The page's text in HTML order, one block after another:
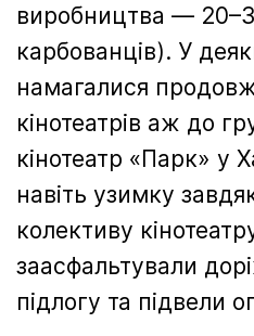
виробництва —
карбованців). У
намагалися
кінотеатрів аж до
кінотеатр «Парк» у
навіть узимку
колективу
заасфальтували
підлогу та підвели